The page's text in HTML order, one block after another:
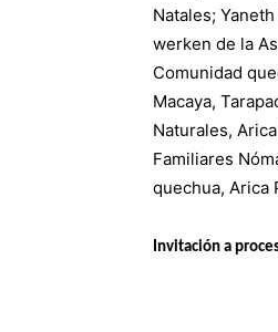
Natales;
werken de la
Comunidad
Macaya,
Naturales,
Familiares
quechua, Arica
Invitación a